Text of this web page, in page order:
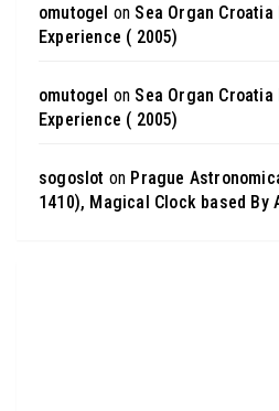
omutogel on Sea Organ
Experience ( 2005)
omutogel on Sea Organ
Experience ( 2005)
sogoslot on Prague
1410), Magical Clock based By